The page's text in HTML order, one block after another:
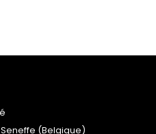
Seneffe (Belgique)